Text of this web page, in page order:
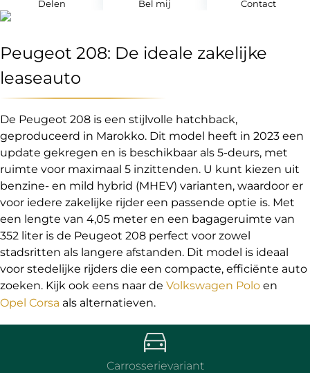
Delen Bel mij Contact
Peugeot 208: De ideale zakelijke
leaseauto
De Peugeot 208 is een stijlvolle hatchback,
geproduceerd in Marokko. Dit model heeft in 2023 een
update gekregen en is beschikbaar als 5-deurs, met
ruimte voor maximaal 5 inzittenden. U kunt kiezen uit
benzine- en mild hybrid (MHEV) varianten, waardoor er
voor iedere zakelijke rijder een passende optie is. Met
een lengte van 4,05 meter en een bagageruimte van
352 liter is de Peugeot 208 perfect voor zowel
stadsritten als langere afstanden. Dit model is ideaal
voor stedelijke rijders die een compacte, efficiënte auto
zoeken. Kijk ook eens naar de Volkswagen Polo en
Opel Corsa als alternatieven.
Carrosserievariant